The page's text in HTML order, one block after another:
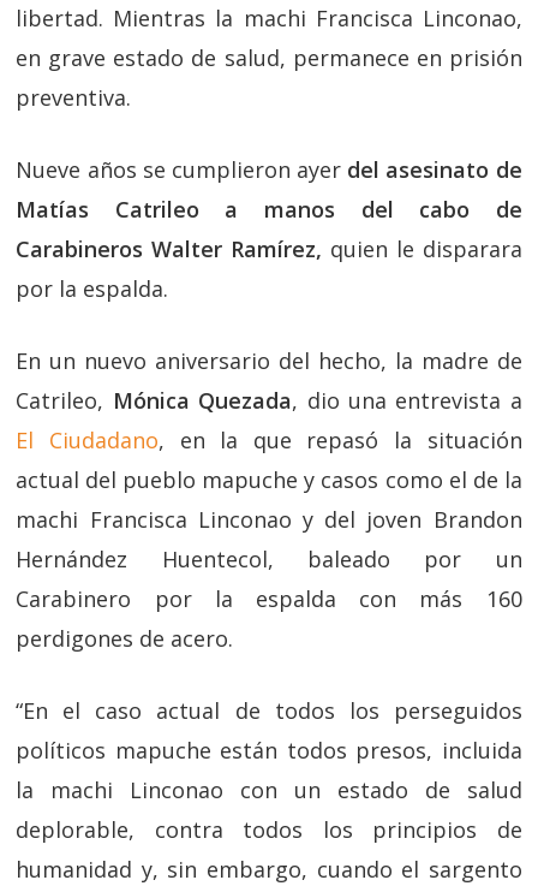
libertad. Mientras la machi Francisca Linconao,
en grave estado de salud, permanece en prisión
preventiva.
Nueve años se cumplieron ayer del asesinato de
Matías Catrileo a manos del cabo de
Carabineros Walter Ramírez, quien le disparara
por la espalda.
En un nuevo aniversario del hecho, la madre de
Catrileo, Mónica Quezada, dio una entrevista a
El Ciudadano, en la que repasó la situación
actual del pueblo mapuche y casos como el de la
machi Francisca Linconao y del joven Brandon
Hernández Huentecol, baleado por un
Carabinero por la espalda con más 160
perdigones de acero.
“En el caso actual de todos los perseguidos
políticos mapuche están todos presos, incluida
la machi Linconao con un estado de salud
deplorable, contra todos los principios de
humanidad y, sin embargo, cuando el sargento